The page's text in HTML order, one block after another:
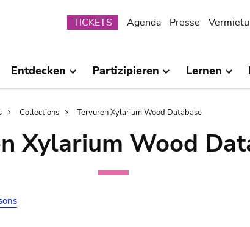
Submenu
TICKETS Agenda Presse
Entdecken Partizipieren Lernen
Collections Tervuren Xylarium Wood Database
Xylarium Wood